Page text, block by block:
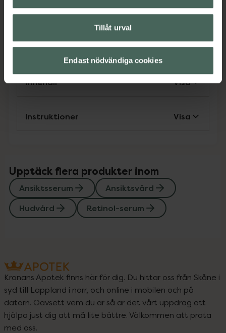
Tillåt urval
Endast nödvändiga cookies
Retinol-serum
Omdömen Visa
Innehåll Visa
Instruktioner Visa
Upptäck flera produkter inom
Ansiktsserum
Ansiktsvård
Hudvård
Retinol-serum
Kronans Apotek finns här för dig. Du hittar oss från Skåne i
syd till Lappland i norr, och online i mobilen och på
datorn. Oavsett vem du är så är det vårt uppdrag att
hjälpa just dig att må lite bättre. Välkommen att prata
med oss.